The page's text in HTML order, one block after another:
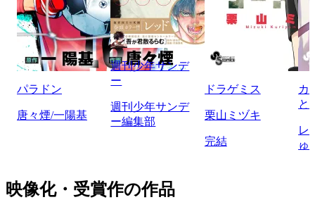
パラドン
唐々煙/一陽基
週刊少年サンデ
ー
週刊少年サンデ
ー編集部
ドラゲミス
栗山ミヅキ
完結
カ
と
レ
ゅ
映像化・受賞作の作品